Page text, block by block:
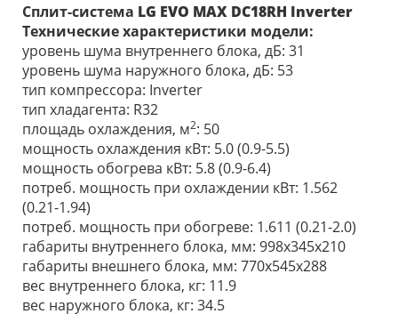
Сплит-система LG EVO MAX DC18RH Inverter
Технические характеристики модели:
уровень шума внутреннего блока, дБ: 31
уровень шума наружного блока, дБ: 53
тип компрессора: Inverter
тип хладагента: R32
площадь охлаждения, м2: 50
мощность охлаждения кВт: 5.0 (0.9-5.5)
мощность обогрева кВт: 5.8 (0.9-6.4)
потреб. мощность при охлаждении кВт: 1.562
(0.21-1.94)
потреб. мощность при обогреве: 1.611 (0.21-2.0)
габариты внутреннего блока, мм: 998x345x210
габариты внешнего блока, мм: 770х545х288
вес внутреннего блока, кг: 11.9
вес наружного блока, кг: 34.5